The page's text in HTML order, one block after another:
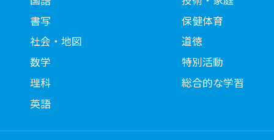
書写
社会・地図
数学
理科
英語
保健体育
道徳
特別活動
総合的な学習